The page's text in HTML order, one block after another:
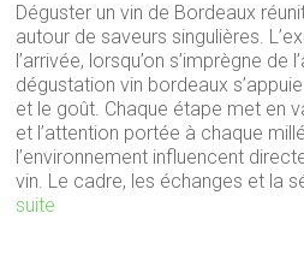
Déguster un vin de Bordeaux
autour de saveurs singulières.
l’arrivée, lorsqu’on s’imprègne
dégustation vin bordeaux
et le goût. Chaque étape met en
et l’attention portée à chaque
l’environnement influencent
vin. Le cadre, les échanges et la
suite